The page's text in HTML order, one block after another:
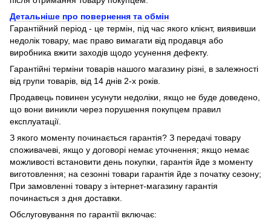
Детальніше про повернення та обмін
Гарантійний період - це термін, під час якого клієнт, виявивши
недолік товару, має право вимагати від продавця або
виробника вжити заходів щодо усунення дефекту.
Гарантійні терміни товарів нашого магазину різні, в залежності
від групи товарів, від 14 днів 2-х років.
Продавець повинен усунути недоліки, якщо не буде доведено,
що вони виникли через порушення покупцем правил
експлуатації.
З якого моменту починається гарантія? З передачі товару
споживачеві, якщо у договорі немає уточнення; якщо немає
можливості встановити день покупки, гарантія йде з моменту
виготовлення; на сезонні товари гарантія йде з початку сезону;
При замовленні товару з інтернет-магазину гарантія
починається з дня доставки.
Обслуговування по гарантії включає: